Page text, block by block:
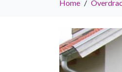
Home